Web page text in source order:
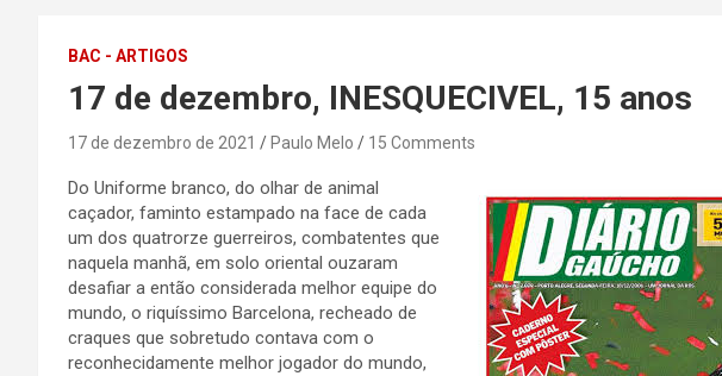
BAC - ARTIGOS
17 de dezembro, INESQUECIVEL, 15 anos
17 de dezembro de 2021 Paulo Melo 15 Comments
Do Uniforme branco, do olhar de animal
caçador, faminto estampado na face de cada
um dos quatrorze guerreiros, combatentes que
naquela manhã, em solo oriental ouzaram
desafiar a então considerada melhor equipe do
mundo, o riquíssimo Barcelona, recheado de
craques que sobretudo contava com o
reconhecidamente melhor jogador do mundo,